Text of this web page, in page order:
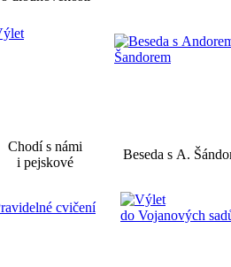
Chodí s námi
i pejskové
Beseda s A.